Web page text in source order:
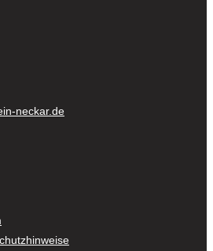
neckar.de